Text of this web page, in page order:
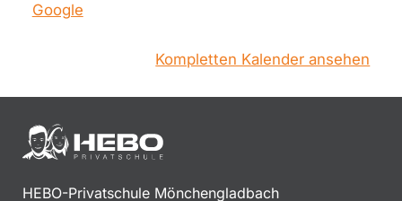
Google
Kompletten Kalender ansehen
HEBO-Privatschule Mönchengladbach